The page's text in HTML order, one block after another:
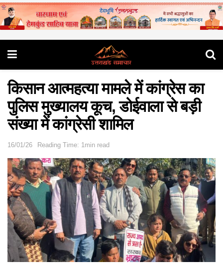
किसान आत्महत्या मामले में कांग्रेस का
पुलिस मुख्यालय कूच, डोईवाला से बड़ी
संख्या में कांग्रेसी शामिल
16/01/26 Reading Time: 1min read